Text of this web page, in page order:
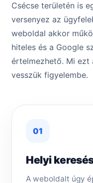
Csécse területén is
versenyez az
weboldal akkor
hiteles és a Google
értelmezhető. Mi ezt
vesszük figyelembe.
01
Helyi
A weboldalt úgy